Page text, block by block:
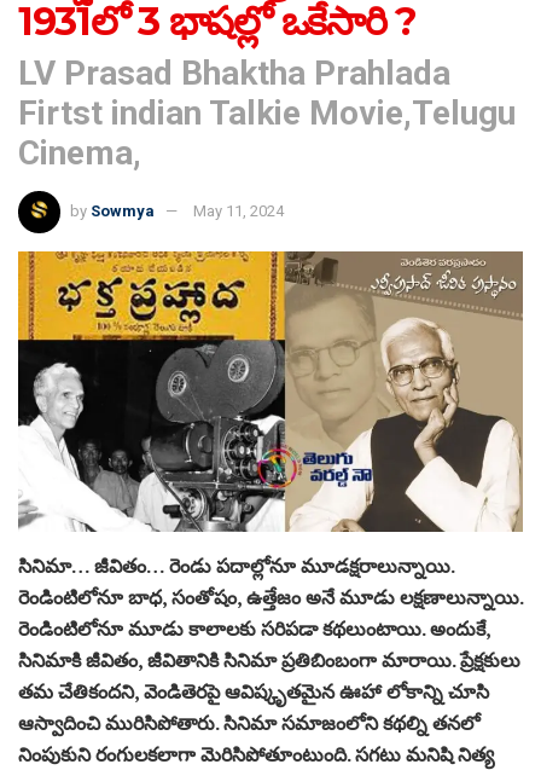
1931లో 3 భాషల్లో ఒకేసారి ?
LV Prasad Bhaktha Prahlada
Firtst indian Talkie Movie,Telugu
Cinema,
by Sowmya May 11, 2024
సినిమా… జీవితం… రెండు పదాల్లోనూ మూడక్షరాలున్నాయి.
రెండింటిలోనూ బాధ, సంతోషం, ఉత్తేజం అనే మూడు లక్షణాలున్నాయి.
రెండింటిలోనూ మూడు కాలాలకు సరిపడా కథలుంటాయి. అందుకే,
సినిమాకి జీవితం, జీవితానికి సినిమా ప్రతిబింబంగా మారాయి. ప్రేక్షకులు
తమ చేతికందని, వెండితెరపై ఆవిష్కృతమైన ఊహా లోకాన్ని చూసి
ఆస్వాదించి మురిసిపోతారు. సినిమా సమాజంలోని కథల్ని తనలో
నింపుకుని రంగులకలాగా మెరిసిపోతూంటుంది. సగటు మనిషి నిత్య